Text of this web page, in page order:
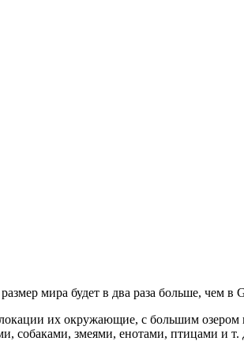
мира будет в два раза больше, чем в
их окружающие, с большим
собаками, змеями, енотами, птицами и т.